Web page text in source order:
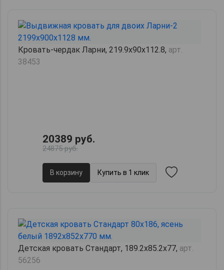
Кровать-чердак Ларни, 219.9х90х112.8, арт.
38453
20389 руб.
24875 руб.
В корзину Купить в 1 клик
Детская кровать Стандарт, 189.2х85.2х77, арт.
56256